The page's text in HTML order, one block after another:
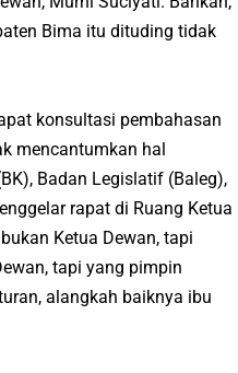
Bima itu dituding tidak
konsultasi pembahasan
mencantumkan hal
Badan Legislatif (Baleg),
rapat di Ruang Ketua
Ketua Dewan, tapi
tapi yang pimpin
alangkah baiknya ibu